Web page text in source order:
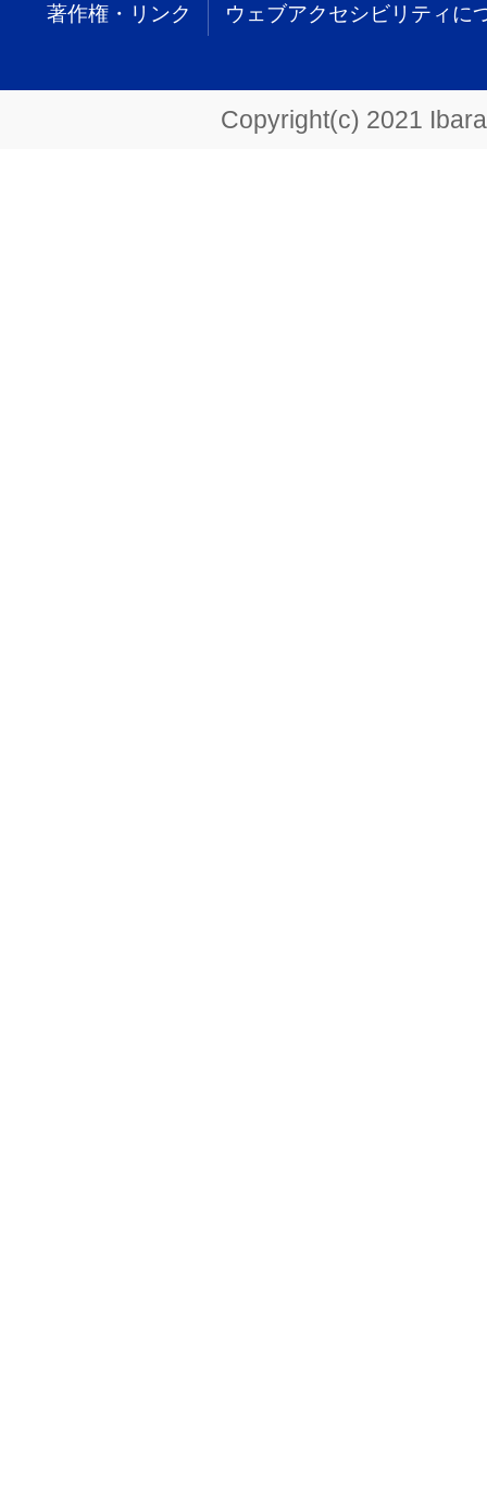
著作権・リンク ウェブアクセシビリティに
Copyright(c) 2021